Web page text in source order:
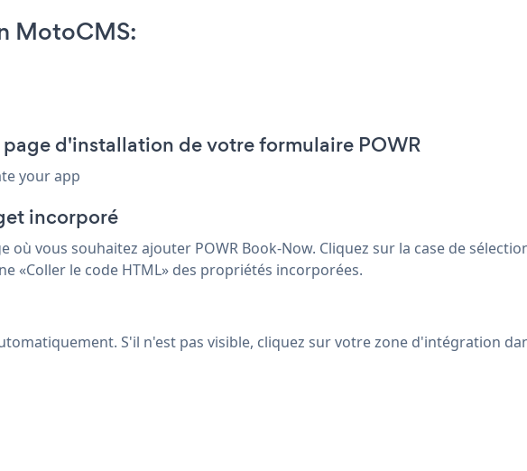
MotoCMS:
d'installation de votre formulaire POWR
your app
incorporé
où vous souhaitez ajouter POWR Book-Now. Cliquez sur la case de
«Coller le code HTML» des propriétés incorporées.
S'il n'est pas visible, cliquez sur votre zone d'intégration